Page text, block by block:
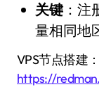
关键：注
量相同地
VPS节点搭建：
https://